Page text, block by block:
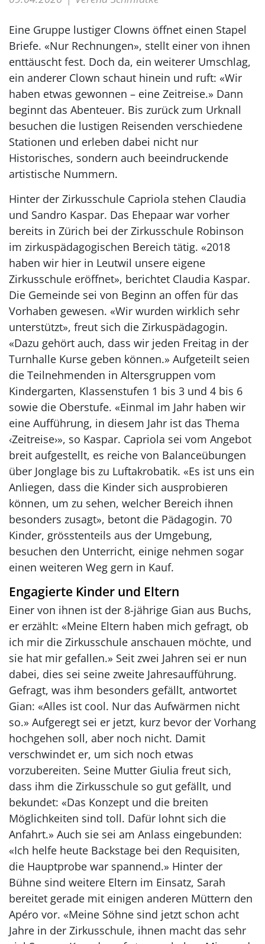
Eine Gruppe lustiger Clowns öffnet einen Stapel
Briefe. «Nur Rechnungen», stellt einer von ihnen
enttäuscht fest. Doch da, ein weiterer Umschlag,
ein anderer Clown schaut hinein und ruft: «Wir
haben etwas gewonnen – eine Zeitreise.» Dann
beginnt das Abenteuer. Bis zurück zum Urknall
besuchen die lustigen Reisenden verschiedene
Stationen und erleben dabei nicht nur
Historisches, sondern auch beeindruckende
artistische Nummern.
Hinter der Zirkusschule Capriola stehen Claudia
und Sandro Kaspar. Das Ehepaar war vorher
bereits in Zürich bei der Zirkusschule Robinson
im zirkuspädagogischen Bereich tätig. «2018
haben wir hier in Leutwil unsere eigene
Zirkusschule eröffnet», berichtet Claudia Kaspar.
Die Gemeinde sei von Beginn an offen für das
Vorhaben gewesen. «Wir wurden wirklich sehr
unterstützt», freut sich die Zirkuspädagogin.
«Dazu gehört auch, dass wir jeden Freitag in der
Turnhalle Kurse geben können.» Aufgeteilt seien
die Teilnehmenden in Altersgruppen vom
Kindergarten, Klassenstufen 1 bis 3 und 4 bis 6
sowie die Oberstufe. «Einmal im Jahr haben wir
eine Aufführung, in diesem Jahr ist das Thema
‹Zeitreise›», so Kaspar. Capriola sei vom Angebot
breit aufgestellt, es reiche von Balanceübungen
über Jonglage bis zu Luftakrobatik. «Es ist uns ein
Anliegen, dass die Kinder sich ausprobieren
können, um zu sehen, welcher Bereich ihnen
besonders zusagt», betont die Pädagogin. 70
Kinder, grösstenteils aus der Umgebung,
besuchen den Unterricht, einige nehmen sogar
einen weiteren Weg gern in Kauf.
Engagierte Kinder und Eltern
Einer von ihnen ist der 8-jährige Gian aus Buchs,
er erzählt: «Meine Eltern haben mich gefragt, ob
ich mir die Zirkusschule anschauen möchte, und
sie hat mir gefallen.» Seit zwei Jahren sei er nun
dabei, dies sei seine zweite Jahresaufführung.
Gefragt, was ihm besonders gefällt, antwortet
Gian: «Alles ist cool. Nur das Aufwärmen nicht
so.» Aufgeregt sei er jetzt, kurz bevor der Vorhang
hochgehen soll, aber noch nicht. Damit
verschwindet er, um sich noch etwas
vorzubereiten. Seine Mutter Giulia freut sich,
dass ihm die Zirkusschule so gut gefällt, und
bekundet: «Das Konzept und die breiten
Möglichkeiten sind toll. Dafür lohnt sich die
Anfahrt.» Auch sie sei am Anlass eingebunden:
«Ich helfe heute Backstage bei den Requisiten,
die Hauptprobe war spannend.» Hinter der
Bühne sind weitere Eltern im Einsatz, Sarah
bereitet gerade mit einigen anderen Müttern den
Apéro vor. «Meine Söhne sind jetzt schon acht
Jahre in der Zirkusschule, ihnen macht das sehr